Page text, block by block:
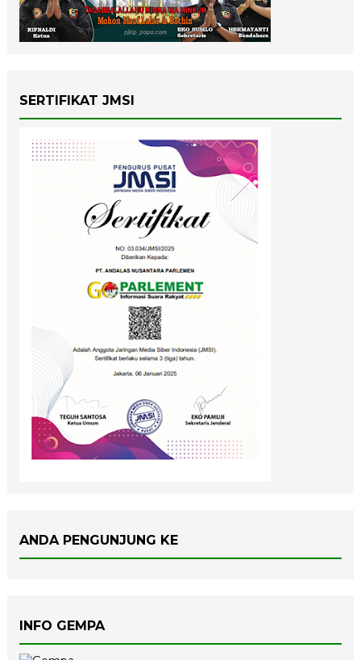
SERTIFIKAT JMSI
ANDA PENGUNJUNG KE
INFO GEMPA